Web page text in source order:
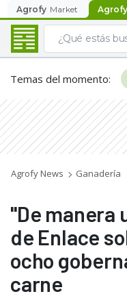
Agrofy Market Agrofy
Temas del momento:
Agrofy News Ganadería
"De manera
de Enlace
ocho
carne